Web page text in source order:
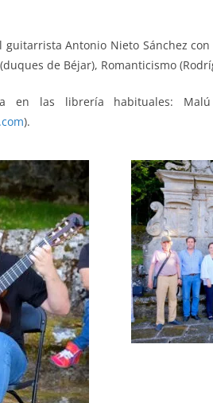
Antonio Nieto Sánchez
de Béjar), Romanticismo
las librería habituales:
).